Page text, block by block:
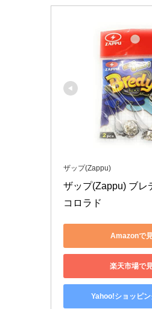
ザップ(Zappu)
ザップ(Zappu) ブレ
コロラド
Amazonで
楽天市場で
Yahoo!ショッピ